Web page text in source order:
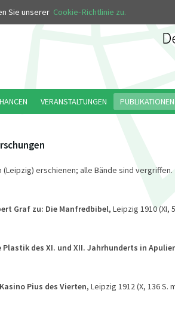
Sie unserer Cookie-Richtlinie zu.
(Leipzig) erschienen; alle Bände sind vergriffen.
Graf zu: Die Manfredbibel, Leipzig 1910 (XI,
des XI. und XII. Jahrhunderts in
Pius des Vierten, Leipzig 1912 (X, 136 S.
VERANSTALTUNGEN PUBLIKATIONEN